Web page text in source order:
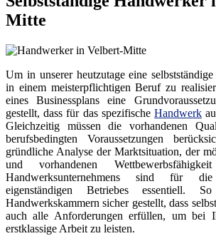
Mitte
Um in unserer heutzutage eine
in einem meisterpflichtigen Beruf zu
eines Businessplans eine
gestellt, dass für das spezifischeHandwerk
Gleichzeitig müssen die vorhandenen
berufsbedingten Voraussetzungen
gründliche Analyse der Marktsituation, der
und vorhandenen
Handwerksunternehmens sind für
eigenständigen Betriebes essentiell.
Handwerkskammern sicher gestellt, dass
auch alle Anforderungen erfüllen, um bei
erstklassige Arbeit zu leisten.